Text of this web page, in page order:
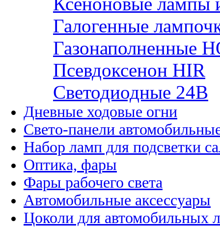
Галогенные
Газонаполненные
Псевдоксенон HIR
Cветодиодные 24B
Дневные ходовые огни
Свето-панели
Набор ламп для подсветки
Оптика, фары
Фары рабочего света
Автомобильные аксессуары
Цоколи для автомобильных